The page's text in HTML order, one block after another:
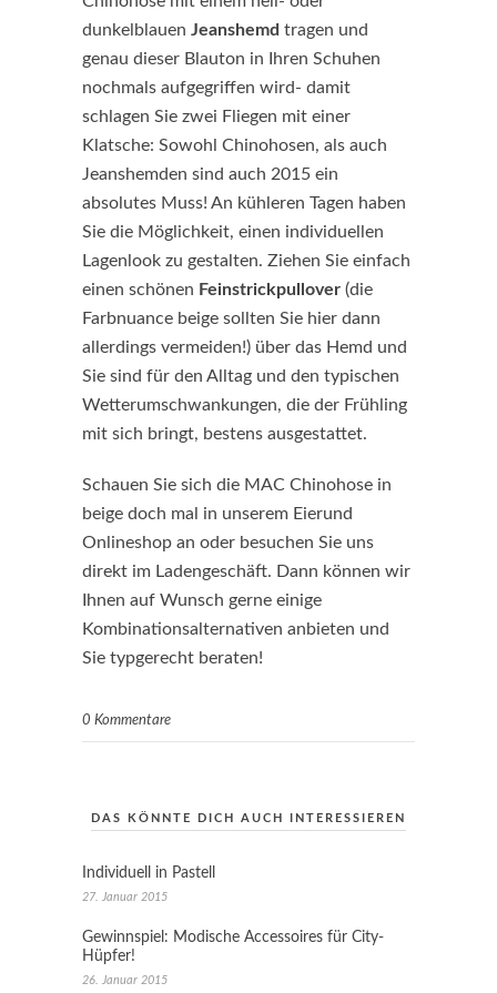
dunkelblauen Jeanshemd tragen und
genau dieser Blauton in Ihren Schuhen
nochmals aufgegriffen wird- damit
schlagen Sie zwei Fliegen mit einer
Klatsche: Sowohl Chinohosen, als auch
Jeanshemden sind auch 2015 ein
absolutes Muss! An kühleren Tagen haben
Sie die Möglichkeit, einen individuellen
Lagenlook zu gestalten. Ziehen Sie einfach
einen schönen Feinstrickpullover (die
Farbnuance beige sollten Sie hier dann
allerdings vermeiden!) über das Hemd und
Sie sind für den Alltag und den typischen
Wetterumschwankungen, die der Frühling
mit sich bringt, bestens ausgestattet.
Schauen Sie sich die MAC Chinohose in
beige doch mal in unserem Eierund
Onlineshop an oder besuchen Sie uns
direkt im Ladengeschäft. Dann können wir
Ihnen auf Wunsch gerne einige
Kombinationsalternativen anbieten und
Sie typgerecht beraten!
0 Kommentare
DAS KÖNNTE DICH AUCH INTERESSIEREN
Individuell in Pastell
27. Januar 2015
Gewinnspiel: Modische Accessoires für City-
Hüpfer!
26. Januar 2015